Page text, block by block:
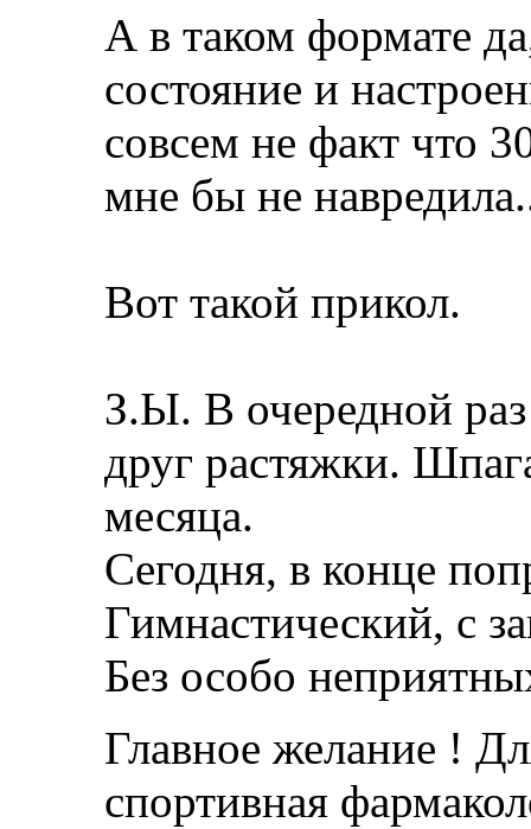
А в таком формате
состояние и
совсем не факт что
мне бы не
Вот такой прикол.
З.Ы. В очередной
друг растяжки.
месяца.
Сегодня, в конце
Гимнастический, с
Без особо
Главное желание !
спортивная